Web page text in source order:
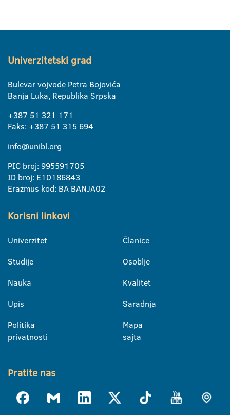
Univerzitetski grad
Bulevar vojvode Petra Bojovića
Banja Luka, Republika Srpska
+387 51 321 171
Faks: +387 51 315 694
info@unibl.org
PIC broj: 995591705
ID broj: E10186843
Erazmus kod: BA BANJA02
Korisni linkovi
Univerzitet
Studije
Nauka
Upis
Politika
privatnosti
Članice
Osoblje
Kvalitet
Saradnja
Mapa
sajta
Pratite nas